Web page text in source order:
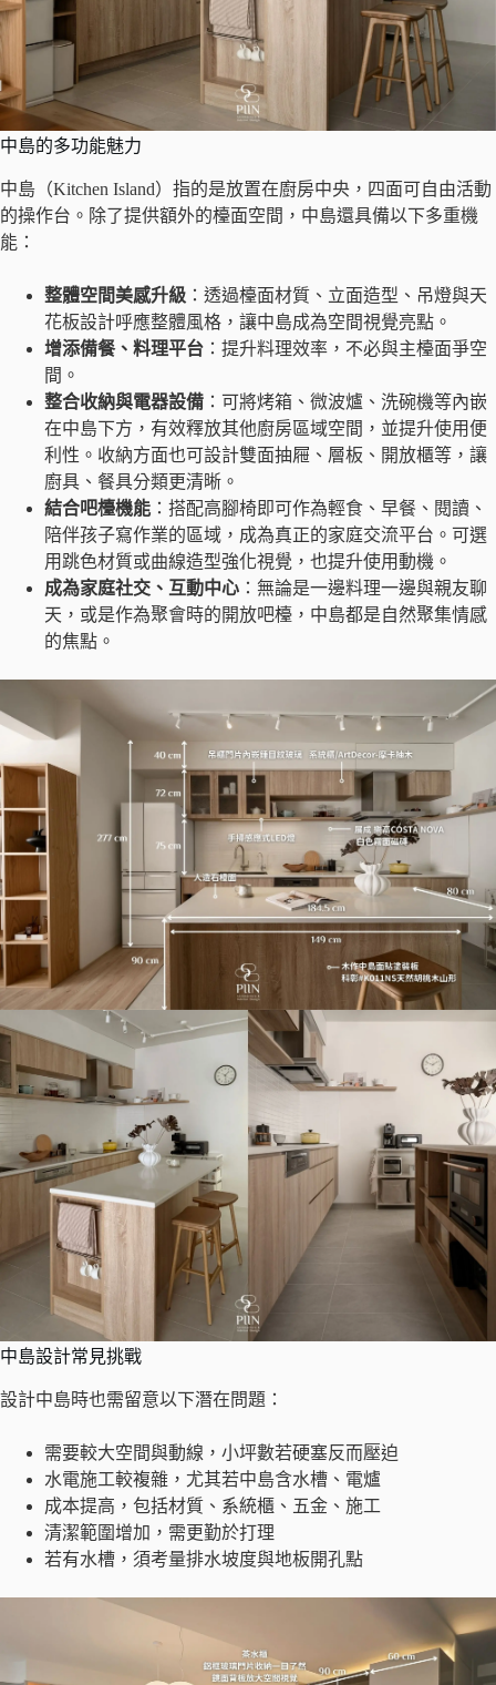
中島的多功能魅力
中島（Kitchen Island）指的是放置在廚房中央，四面可自由活動
的操作台。除了提供額外的檯面空間，中島還具備以下多重機
能：
整體空間美感升級 ：透過檯面材質、立面造型、吊燈與天
花板設計呼應整體風格，讓中島成為空間視覺亮點。
增添備餐、料理平台 ：提升料理效率，不必與主檯面爭空
間。
整合收納與電器設備 ：可將烤箱、微波爐、洗碗機等內嵌
在中島下方，有效釋放其他廚房區域空間，並提升使用便
利性。收納方面也可設計雙面抽屜、層板、開放櫃等，讓
廚具、餐具分類更清晰。
結合吧檯機能 ：搭配高腳椅即可作為輕食、早餐、閱讀、
陪伴孩子寫作業的區域，成為真正的家庭交流平台。可選
用跳色材質或曲線造型強化視覺，也提升使用動機。
成為家庭社交、互動中心 ：無論是一邊料理一邊與親友聊
天，或是作為聚會時的開放吧檯，中島都是自然聚集情感
的焦點。
中島設計常見挑戰
設計中島時也需留意以下潛在問題：
需要較大空間與動線，小坪數若硬塞反而壓迫
水電施工較複雜，尤其若中島含水槽、電爐
成本提高，包括材質、系統櫃、五金、施工
清潔範圍增加，需更勤於打理
若有水槽，須考量排水坡度與地板開孔點